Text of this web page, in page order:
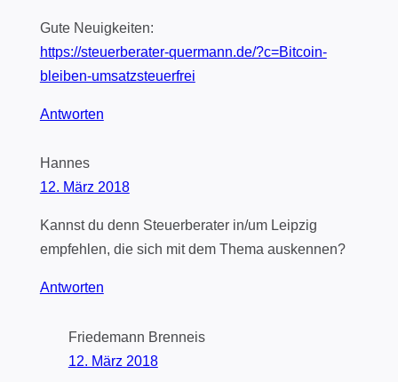
Gute Neuigkeiten:
https://steuerberater-quermann.de/?c=Bitcoin-
bleiben-umsatzsteuerfrei
Antworten
Hannes
12. März 2018
Kannst du denn Steuerberater in/um Leipzig
empfehlen, die sich mit dem Thema auskennen?
Antworten
Friedemann Brenneis
12. März 2018